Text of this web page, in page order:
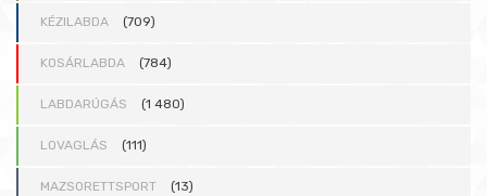
KÉZILABDA (709)
KOSÁRLABDA (784)
LABDARÚGÁS (1 480)
LOVAGLÁS (111)
MAZSORETTSPORT (13)